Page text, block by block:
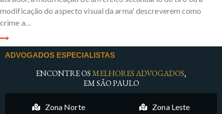
modificação do aspecto visual da arma' descreverem como
crime a…
ADVOGADOS ESPECIALISTAS
ENCONTRE OSMELHORES ADVOGADOS,
EM SÃO PAULO
Zona Norte Zona Leste